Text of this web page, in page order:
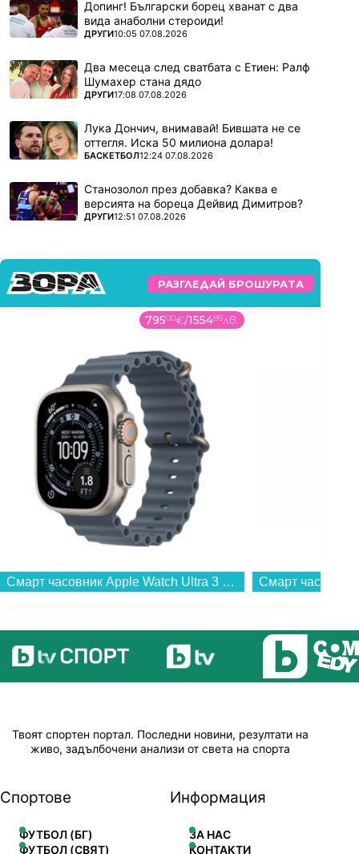
Допинг! Български борец хванат с два
вида анаболни стероиди!
ПОВЕЧЕ ОТ
ДРУГИ10:05 07.08.2026
Два месеца след сватбата с Етиен: Ралф
Шумахер стана дядо
ПОВЕЧЕ ОТ
ДРУГИ17:08 07.08.2026
Лука Дончич, внимавай! Бившата не се
оттегля. Иска 50 милиона долара!
ПОВЕЧЕ ОТ
БАСКЕТБОЛ12:24 07.08.2026
Станозолол през добавка? Каква е
версията на бореца Дейвид Димитров?
ПОВЕЧЕ ОТ
ДРУГИ12:51 07.08.2026
РАЗГЛЕДАЙ БРОШУРАТА
79500€/155489лв.
Смарт часовник Apple Watch Ultra 3 49mm Nat/Blue Ocean Band mewh4 , 1.98...
Твоят спортен портал. Последни новини, резултати на
живо, задълбочени анализи от света на спорта
Спортове
ФУТБОЛ (БГ)
ФУТБОЛ (СВЯТ)
Информация
ЗА НАС
КОНТАКТИ